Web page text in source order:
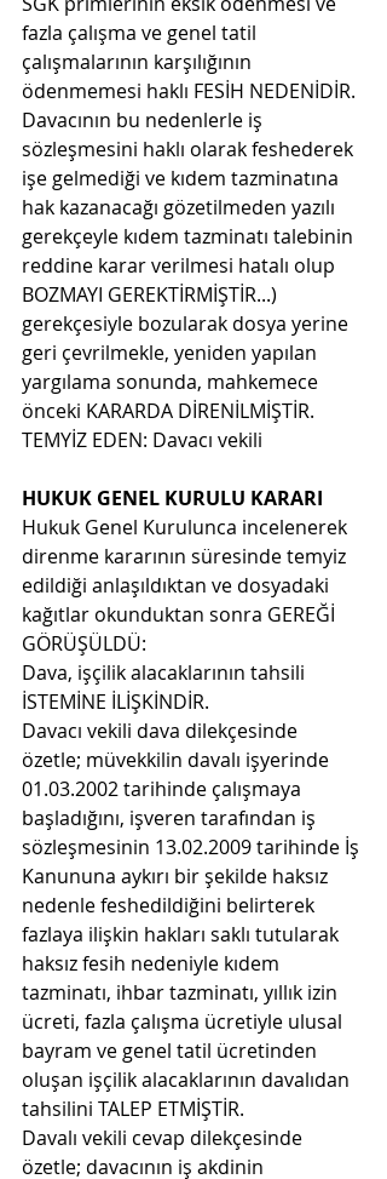
fazla çalışma ve genel tatil
çalışmalarının karşılığının
ödenmemesi haklı FESİH NEDENİDİR.
Davacının bu nedenlerle iş
sözleşmesini haklı olarak feshederek
işe gelmediği ve kıdem tazminatına
hak kazanacağı gözetilmeden yazılı
gerekçeyle kıdem tazminatı talebinin
reddine karar verilmesi hatalı olup
BOZMAYI GEREKTİRMİŞTİR...)
gerekçesiyle bozularak dosya yerine
geri çevrilmekle, yeniden yapılan
yargılama sonunda, mahkemece
önceki KARARDA DİRENİLMİŞTİR.
TEMYİZ EDEN: Davacı vekili
HUKUK GENEL KURULU KARARI
Hukuk Genel Kurulunca incelenerek
direnme kararının süresinde temyiz
edildiği anlaşıldıktan ve dosyadaki
kağıtlar okunduktan sonra GEREĞİ
GÖRÜŞÜLDÜ:
Dava, işçilik alacaklarının tahsili
İSTEMİNE İLİŞKİNDİR.
Davacı vekili dava dilekçesinde
özetle; müvekkilin davalı işyerinde
01.03.2002 tarihinde çalışmaya
başladığını, işveren tarafından iş
sözleşmesinin 13.02.2009 tarihinde İş
Kanununa aykırı bir şekilde haksız
nedenle feshedildiğini belirterek
fazlaya ilişkin hakları saklı tutularak
haksız fesih nedeniyle kıdem
tazminatı, ihbar tazminatı, yıllık izin
ücreti, fazla çalışma ücretiyle ulusal
bayram ve genel tatil ücretinden
oluşan işçilik alacaklarının davalıdan
tahsilini TALEP ETMİŞTİR.
Davalı vekili cevap dilekçesinde
özetle; davacının iş akdinin